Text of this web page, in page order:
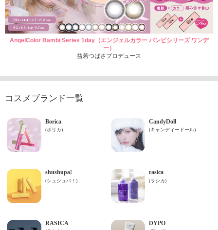
AngelColor Bambi Series 1day（エンジェルカラー バンビシリーズ ワンデ
ー）
益若つばさプロデュース
コスメブランド一覧